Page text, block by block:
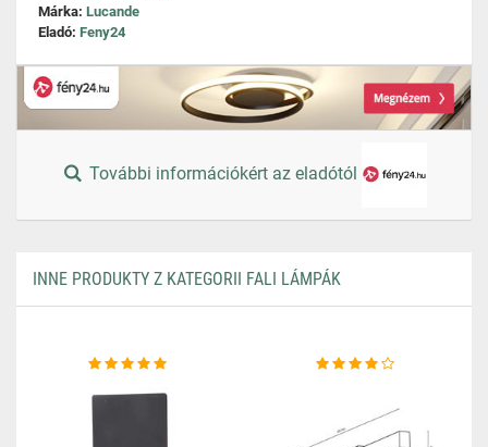
Márka: Lucande
Eladó: Feny24
További információkért az eladótól
INNE PRODUKTY Z KATEGORII FALI LÁMPÁK